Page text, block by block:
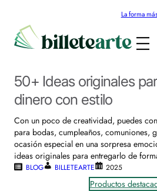
La forma
50+ Ideas originales
dinero con estilo
Con un poco de creatividad, puedes
para bodas, cumpleaños, comuniones,
ocasión especial en una sorpresa
ideas originales para entregarlo de
BLOG BILLETEARTE 2025
Productos